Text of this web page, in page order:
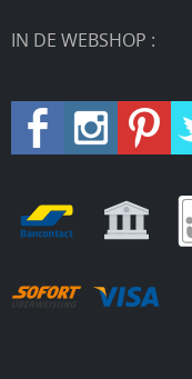
IN DE WEBSHOP :